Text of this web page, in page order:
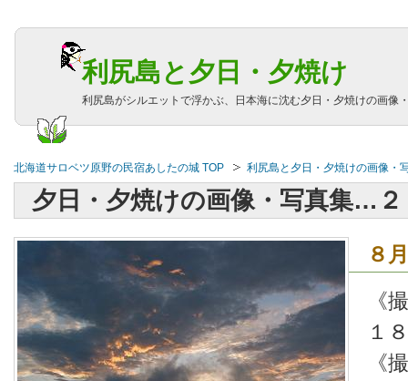
北海道サロベツ原野の民宿あしたの城 TOP 利尻島と夕日・夕焼けの画像・
夕日・夕焼けの画像・写真集…２
８
《
１
《
利尻島と夕日・夕焼け
利尻島がシルエットで浮かぶ、日本海に沈む夕日・夕焼けの画像